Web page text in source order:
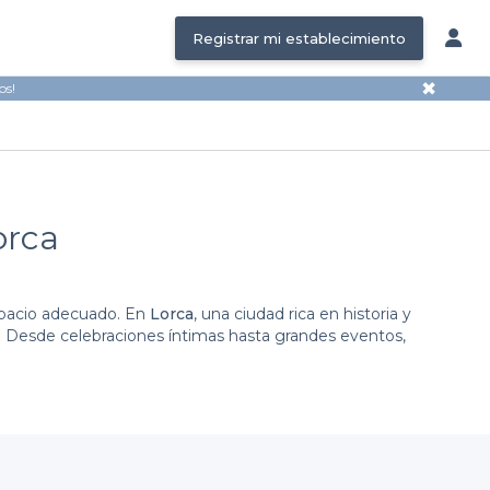
Registrar mi establecimiento
✖
adecuado. En Lorca, una ciudad rica en historia y
celebraciones íntimas hasta grandes eventos,
a tu disposición una variedad de salones de fiestas
va desde salones elegantes para bodas hasta